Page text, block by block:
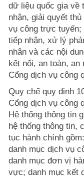
dữ liệu quốc gia về
nhận, giải quyết
vụ công trực
tiếp nhận, xử lý
nhân và các nội
kết nối, an toàn, an
Cổng dịch vụ công
Quy chế quy định
Cổng dịch vụ công
Hệ thống thông tin
hệ thống thông tin,
tục hành chính
danh mục dịch vụ
danh mục đơn vị
vực; danh mục kết